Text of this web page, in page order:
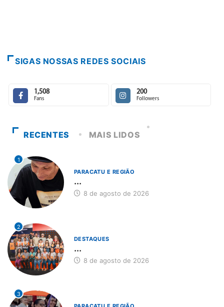
SIGAS NOSSAS REDES SOCIAIS
1,508
Fans
200
Followers
RECENTES MAIS LIDOS
1
PARACATU E REGIÃO
...
8 de agosto de 2026
2
DESTAQUES
...
8 de agosto de 2026
3